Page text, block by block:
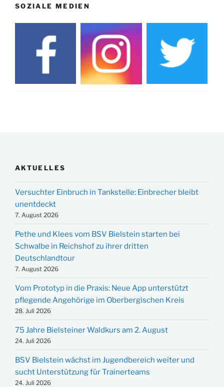
SOZIALE MEDIEN
AKTUELLES
Versuchter Einbruch in Tankstelle: Einbrecher bleibt
unentdeckt
7. August 2026
Pethe und Klees vom BSV Bielstein starten bei
Schwalbe in Reichshof zu ihrer dritten
Deutschlandtour
7. August 2026
Vom Prototyp in die Praxis: Neue App unterstützt
pflegende Angehörige im Oberbergischen Kreis
28. Juli 2026
75 Jahre Bielsteiner Waldkurs am 2. August
24. Juli 2026
BSV Bielstein wächst im Jugendbereich weiter und
sucht Unterstützung für Trainerteams
24. Juli 2026